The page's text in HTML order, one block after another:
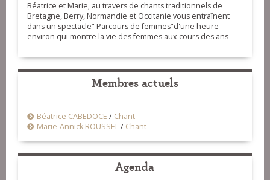
Béatrice et Marie, au travers de chants traditionnels de
Bretagne, Berry, Normandie et Occitanie vous entraînent
dans un spectacle" Parcours de femmes"d'une heure
environ qui montre la vie des femmes aux cours des ans
Membres actuels
Béatrice CABEDOCE / Chant
Marie-Annick ROUSSEL/ Chant
Agenda